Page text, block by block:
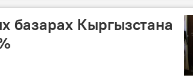
базарах Кыргызстана